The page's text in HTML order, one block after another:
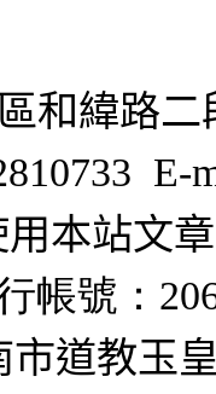
和緯路二
E-
用本站文
帳號：
道教玉